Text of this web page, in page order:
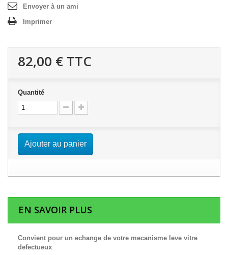
Envoyer à un ami
Imprimer
82,00 € TTC
Quantité
Ajouter au panier
EN SAVOIR PLUS
Convient pour un echange de votre mecanisme leve vitre
defectueux